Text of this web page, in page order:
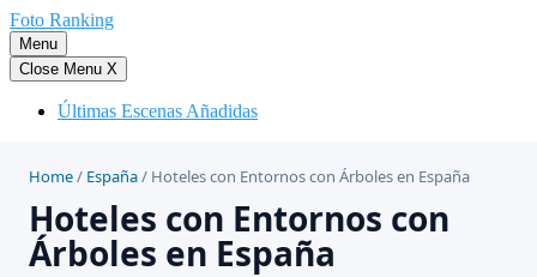
Saltar
al
contenido
Foto Ranking
Menu
Close Menu X
Últimas Escenas Añadidas
Home/ España/ Hoteles con Entornos con Árboles en España
Hoteles con Entornos con
Árboles en España